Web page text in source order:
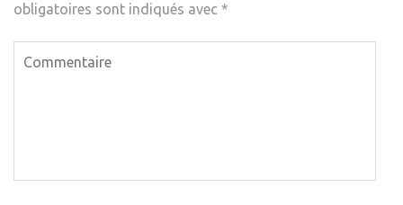
obligatoires sont indiqués avec *